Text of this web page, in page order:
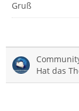
Gruß
Hat das